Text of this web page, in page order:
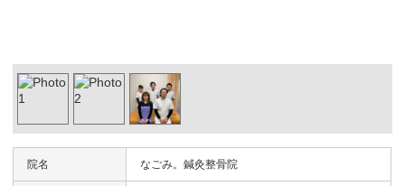
院名 なごみ。鍼灸整骨院